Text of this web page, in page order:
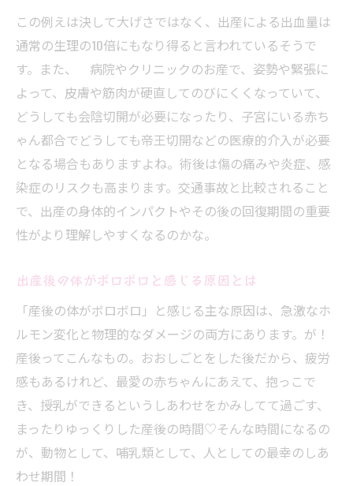
この例えは決して大げさではなく、出産による出血量は
通常の生理の10倍にもなり得ると言われているそうで
す。また、 病院やクリニックのお産で、姿勢や緊張に
よって、皮膚や筋肉が硬直してのびにくくなっていて、
どうしても会陰切開が必要になったり、子宮にいる赤ち
ゃん都合でどうしても帝王切開などの医療的介入が必要
となる場合もありますよね。術後は傷の痛みや炎症、感
染症のリスクも高まります。交通事故と比較されること
で、出産の身体的インパクトやその後の回復期間の重要
性がより理解しやすくなるのかな。
出産後の体がボロボロと感じる原因とは
「産後の体がボロボロ」と感じる主な原因は、急激なホ
ルモン変化と物理的なダメージの両方にあります。が！
産後ってこんなもの。おおしごとをした後だから、疲労
感もあるけれど、最愛の赤ちゃんにあえて、抱っこで
き、授乳ができるというしあわせをかみしてて過ごす、
まったりゆっくりした産後の時間♡そんな時間になるの
が、動物として、哺乳類として、人としての最幸のしあ
わせ期間！